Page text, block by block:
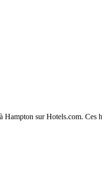
Hampton sur Hotels.com.